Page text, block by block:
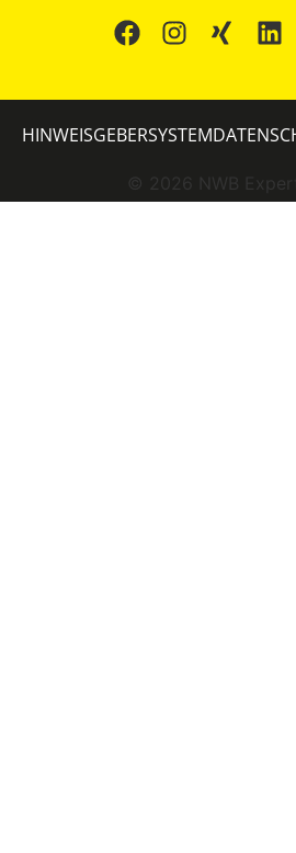
© 2026 NWB
HINWEISGEBERSYSTEM